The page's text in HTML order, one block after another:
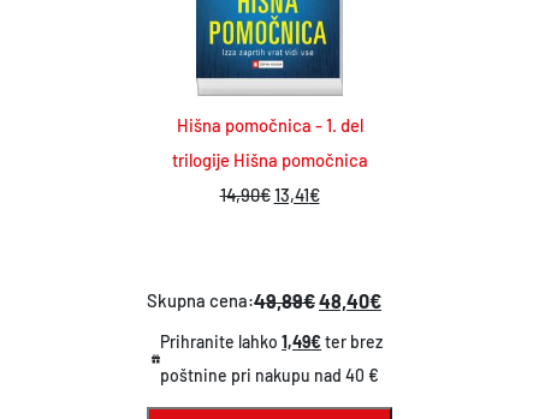
Hišna pomočnica - 1. del
trilogije Hišna pomočnica
14,90€I
i
n
a
13,41€T
n
u
t
n
Skupna cena:49,89€48,40€
Prihranite lahko1,49€ter brez
poštnine pri nakupu nad 40 €